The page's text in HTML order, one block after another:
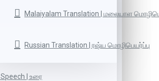
Malaiyalam Translation | மலையாள
Russian Translation | ரஷ்ய மொழிபெயர்ப்பு
Speech | உரை